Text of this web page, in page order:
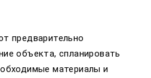
предварительно
объекта, спланировать
материалы и